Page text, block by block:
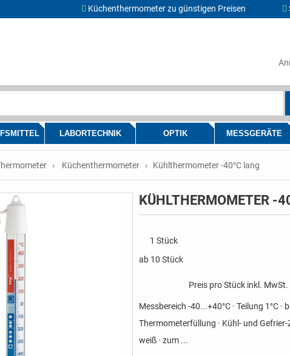
Küchenthermometer zu günstigen Preisen
LABORTECHNIK OPTIK MESSGERÄTE
Küchenthermometer Kühlthermometer -40°C lang
KÜHLTHERMOMETER -
1 Stück
ab 10 Stück
Preis pro Stück inkl. MwSt.
Messbereich -40...+40°C · Teilung 1°C ·
Thermometerfüllung · Kühl- und
weiß · zum ...